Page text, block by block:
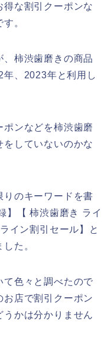
な割引クーポンな
。
柿渋歯磨きの商品
、2023年と利用し
ンなどを柿渋歯磨
をしていないのかな
りのキーワードを書
】【 柿渋歯磨き ライ
イン割引セール】と
た。
て色々と調べたので
店で割引クーポン
かは分かりません